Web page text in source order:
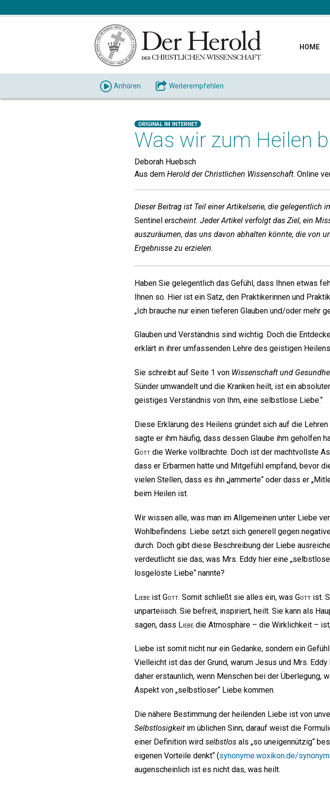
HOME
Anhören Weiterempfehlen
ORIGINAL IM INTERNET
Was wir zum Heilen
Deborah Huebsch
Aus dem Herold der Christlichen Wissenschaft. Online
Dieser Beitrag ist Teil einer Artikelserie, die gelegentlich
Sentinel erscheint. Jeder Artikel verfolgt das Ziel, ein
auszuräumen, das uns davon abhalten könnte, die von
Ergebnisse zu erzielen.
Haben Sie gelegentlich das Gefühl, dass Ihnen etwas
Ihnen so. Hier ist ein Satz, den Praktikerinnen und
„Ich brauche nur einen tieferen Glauben und/oder mehr
Glauben und Verständnis sind wichtig. Doch die
erklärt in ihrer umfassenden Lehre des geistigen
Sie schreibt auf Seite 1 von Wissenschaft und
Sünder umwandelt und die Kranken heilt, ist ein
geistiges Verständnis von Ihm, eine selbstlose Liebe.“
Diese Erklärung des Heilens gründet sich auf die
sagte er ihm häufig, dass dessen Glaube ihm geholfen
Gott die Werke vollbrachte. Doch ist der machtvollste
dass er Erbarmen hatte und Mitgefühl empfand, bevor
vielen Stellen, dass es ihn „jammerte“ oder dass er
beim Heilen ist.
Wir wissen alle, was man im Allgemeinen unter Liebe
Wohlbefindens. Liebe setzt sich generell gegen
durch. Doch gibt diese Beschreibung der Liebe
verdeutlicht sie das, was Mrs. Eddy hier eine
losgelöste Liebe“ nannte?
Liebe ist Gott. Somit schließt sie alles ein, was Gott ist.
unparteiisch. Sie befreit, inspiriert, heilt. Sie kann als
sagen, dass Liebe die Atmosphäre – die Wirklichkeit –
Liebe ist somit nicht nur ein Gedanke, sondern ein
Vielleicht ist das der Grund, warum Jesus und Mrs.
daher erstaunlich, wenn Menschen bei der Überlegung,
Aspekt von „selbstloser“ Liebe kommen.
Die nähere Bestimmung der heilenden Liebe ist von
Selbstlosigkeit im üblichen Sinn; darauf weist die
einer Definition wird selbstlos als „so uneigennützig“
eigenen Vorteile denkt“ (synonyme.woxikon.de/
augenscheinlich ist es nicht das, was heilt.